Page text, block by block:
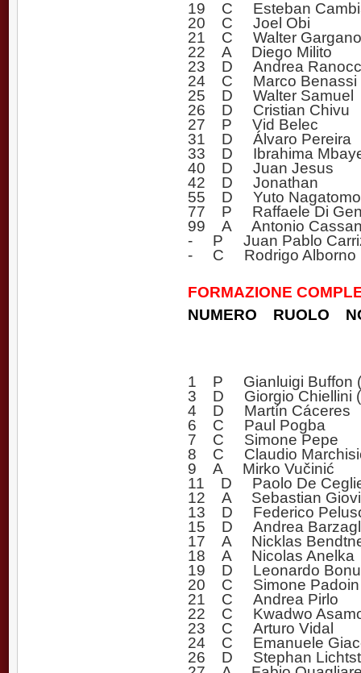
19 C Esteban
20 C Joel Obi
21 C Walter Gargano
22 A Diego Milito
23 D Andrea
24 C Marco Benassi
25 D Walter Samuel
26 D Cristian Chivu
27 P Vid Belec
31 D Álvaro Pereira
33 D Ibrahima
40 D Juan Jesus
42 D Jonathan
55 D Yuto Nagatomo
77 P Raffaele Di
99 A Antonio
- P Juan Pablo
- C Rodrigo Alborno
FORMAZIONE
NUMERO RUOLO
1 P Gianluigi Buffon
3 D Giorgio Chiellini
4 D Martín Cáceres
6 C Paul Pogba
7 C Simone Pepe
8 C Claudio
9 A Mirko Vučinić
11 D Paolo De
12 A Sebastian
13 D Federico
15 D Andrea
17 A Nicklas
18 A Nicolas Anelka
19 D Leonardo
20 C Simone Padoin
21 C Andrea Pirlo
22 C Kwadwo
23 C Arturo Vidal
24 C Emanuele
26 D Stephan